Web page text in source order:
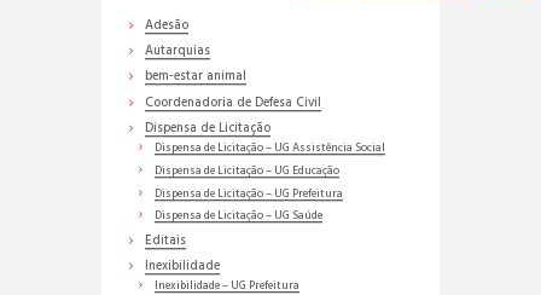
Adesão
Autarquias
bem-estar animal
Coordenadoria de Defesa Civil
Dispensa de Licitação
Dispensa de Licitação – UG Assistência Social
Dispensa de Licitação – UG Educação
Dispensa de Licitação – UG Prefeitura
Dispensa de Licitação – UG Saúde
Editais
Inexibilidade
Inexibilidade – UG Prefeitura